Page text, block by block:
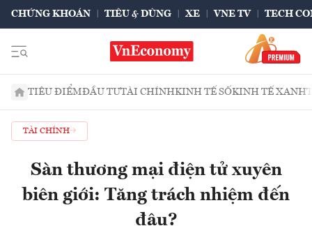
CHỨNG KHOÁN TIÊU & DÙNG XE VNE TV TECH
TIÊU ĐIỂMĐẦU TƯTÀI CHÍNHKINH TẾ SỐKINH TẾ XANH
TÀI CHÍNH
Sàn thương mại điện tử xuyên
biên giới: Tăng trách nhiệm đến
đâu?